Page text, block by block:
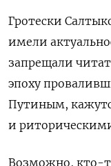
Гротески
имели
запрещали
эпоху
Путиным,
и
Возможно, кто-